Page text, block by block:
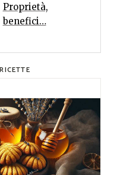
Proprietà,
benefici…